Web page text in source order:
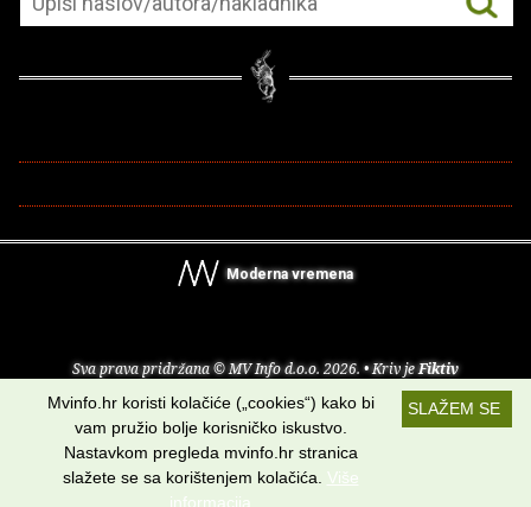
Moderna vremena
Sva prava pridržana © MV Info d.o.o. 2026. • Kriv jeFiktiv
O nama• Pomoć• Uvjeti korištenja•RSS kanali
Potraži nas na:
SLAŽEM SE
Mvinfo.hr koristi kolačiće („cookies“) kako bi
vam pružio bolje korisničko iskustvo.
Nastavkom pregleda mvinfo.hr stranica
slažete se sa korištenjem kolačića. Više
informacija